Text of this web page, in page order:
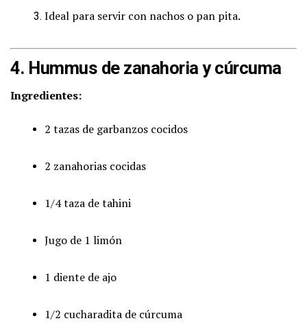
Ideal para servir con nachos o pan pita.
4. Hummus de zanahoria y cúrcuma
Ingredientes:
2 tazas de garbanzos cocidos
2 zanahorias cocidas
1/4 taza de tahini
Jugo de 1 limón
1 diente de ajo
1/2 cucharadita de cúrcuma